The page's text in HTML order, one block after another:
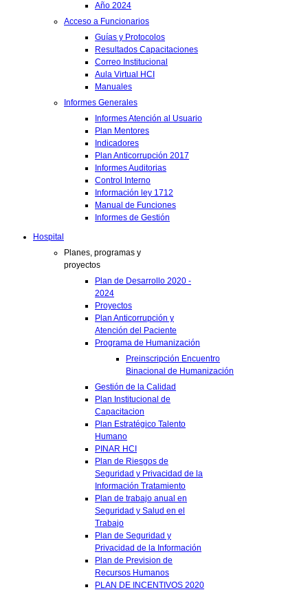
Año 2024
Acceso a Funcionarios
Guías y Protocolos
Resultados Capacitaciones
Correo Institucional
Aula Virtual HCI
Manuales
Informes Generales
Informes Atención al Usuario
Plan Mentores
Indicadores
Plan Anticorrupción 2017
Informes Auditorias
Control Interno
Información ley 1712
Manual de Funciones
Informes de Gestión
Hospital
Planes, programas y
proyectos
Plan de Desarrollo 2020 -
2024
Proyectos
Plan Anticorrupción y
Atención del Paciente
Programa de Humanización
Preinscripción Encuentro
Binacional de Humanización
Gestión de la Calidad
Plan Institucional de
Capacitacion
Plan Estratégico Talento
Humano
PINAR HCI
Plan de Riesgos de
Seguridad y Privacidad de la
Información Tratamiento
Plan de trabajo anual en
Seguridad y Salud en el
Trabajo
Plan de Seguridad y
Privacidad de la Información
Plan de Prevision de
Recursos Humanos
PLAN DE INCENTIVOS 2020